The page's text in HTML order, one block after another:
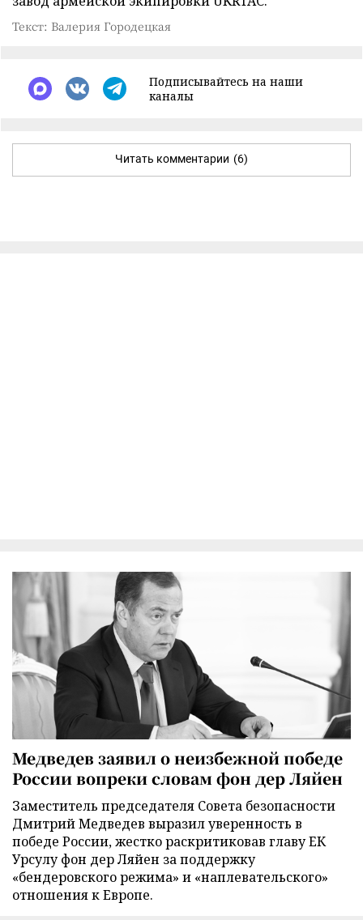
Текст: Валерия Городецкая
Подписывайтесь на наши
каналы
Читать комментарии (6)
Медведев заявил о неизбежной победе
России вопреки словам фон дер Ляйен
Заместитель председателя Совета безопасности
Дмитрий Медведев выразил уверенность в
победе России, жестко раскритиковав главу ЕК
Урсулу фон дер Ляйен за поддержку
«бендеровского режима» и «наплевательского»
отношения к Европе.